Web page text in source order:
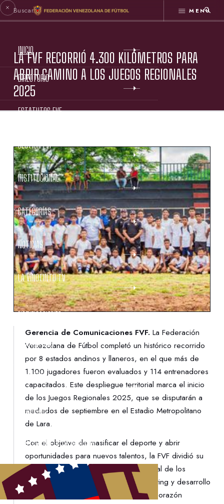
MENÚ
INICIO
DIRECTORIO
ESTATUTOS FVF
GESTIÓN FVF
INSTITUCIONAL
CATEGORÍAS
NOTICIAS
LA VINOTINTO TV
NOTIFICACIONES
NORMATIVAS
CONTACTO
DENUNCIAS
PROTECCIÓN DE LA INFANCIA
LA FVF RECORRIÓ 4.300 KILÓMETROS PARA
ABRIR CAMINO A LOS JUEGOS REGIONALES
2025
Gerencia de Comunicaciones FVF. La Federación
Venezolana de Fútbol completó un histórico recorrido
por 8 estados andinos y llaneros, en el que más de
1.100 jugadores fueron evaluados y 114 entrenadores
capacitados. Este despliegue territorial marca el inicio
de los Juegos Regionales 2025, que se disputarán a
mediados de septiembre en el Estadio Metropolitano
de Lara.
Con el objetivo de masificar el deporte y abrir
oportunidades para nuevos talentos, la FVF dividió su
equipo en dos rutas de trabajo. Personal de los
departamentos de competiciones, scouting y desarrollo
—quienes componen la estructura de Corazón